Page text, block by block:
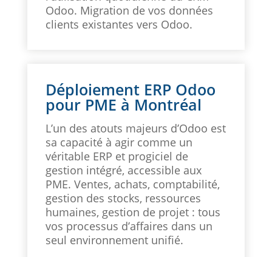
Odoo. Migration de vos données
clients existantes vers Odoo.
Déploiement ERP Odoo
pour PME à Montréal
L’un des atouts majeurs d’Odoo est
sa capacité à agir comme un
véritable ERP et progiciel de
gestion intégré, accessible aux
PME. Ventes, achats, comptabilité,
gestion des stocks, ressources
humaines, gestion de projet : tous
vos processus d’affaires dans un
seul environnement unifié.